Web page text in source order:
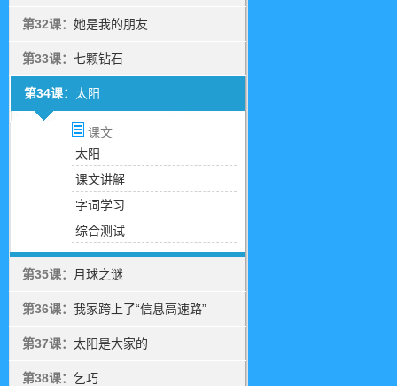
第32课： 她是我的朋友
第33课： 七颗钻石
第34课： 太阳
课文
太阳
课文讲解
字词学习
综合测试
第35课： 月球之谜
第36课： 我家跨上了“信息高速路”
第37课： 太阳是大家的
第38课： 乞巧